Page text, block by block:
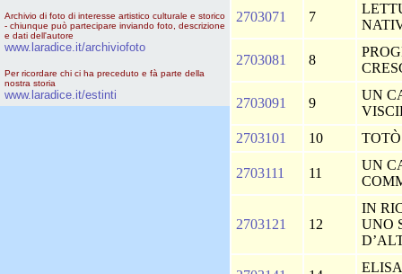
Archivio di foto di interesse artistico culturale e storico
- chiunque può partecipare inviando foto, descrizione
e dati dell'autore
www.laradice.it/archiviofoto
Per ricordare chi ci ha preceduto e fà parte della
nostra storia
www.laradice.it/estinti
2703071 7
2703081 8
2703091 9
UN
2703101
10
2703111 11
UN
2703121 12
IN
UNO